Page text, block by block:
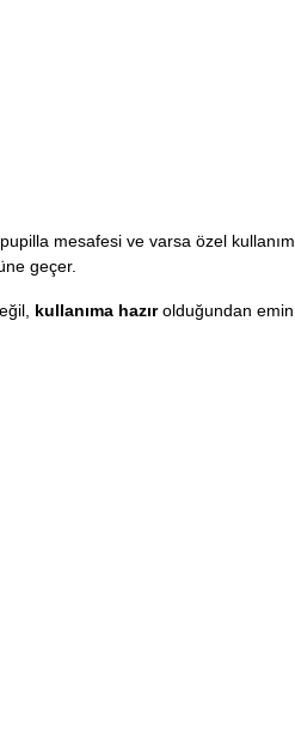
mesafesi ve varsa özel kullanım
geçer.
kullanıma hazırolduğundan emin